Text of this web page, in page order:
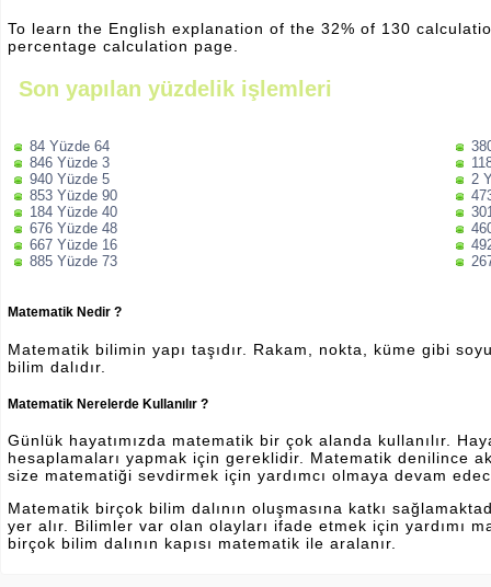
To learn the English explanation of the 32% of 130
percentage calculation page.
Son yapılan yüzdelik işlemleri
84 Yüzde 64
846 Yüzde 3
940 Yüzde 5
853 Yüzde 90
184 Yüzde 40
676 Yüzde 48
667 Yüzde 16
885 Yüzde 73
2
Matematik Nedir ?
Matematik bilimin yapı taşıdır. Rakam, nokta, küme gibi
bilim dalıdır.
Matematik Nerelerde Kullanılır ?
Günlük hayatımızda matematik bir çok alanda kullanılır.
hesaplamaları yapmak için gereklidir. Matematik denilince
size matematiği sevdirmek için yardımcı olmaya devam
Matematik birçok bilim dalının oluşmasına katkı
yer alır. Bilimler var olan olayları ifade etmek için yardımı
birçok bilim dalının kapısı matematik ile aralanır.